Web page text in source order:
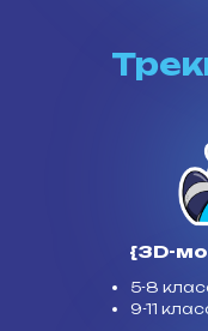
5-8
9-11
{3D-